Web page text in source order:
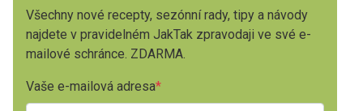
Všechny nové recepty, sezónní rady, tipy a návody
najdete v pravidelném JakTak zpravodaji ve své e-
mailové schránce. ZDARMA.
Vaše e-mailová adresa